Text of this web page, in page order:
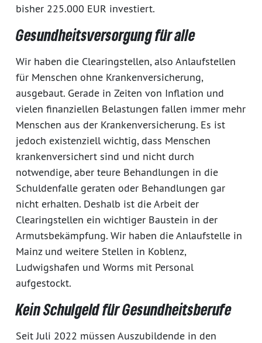
bisher 225.000 EUR investiert.
Gesundheitsversorgung für alle
Wir haben die Clearingstellen, also Anlaufstellen
für Menschen ohne Krankenversicherung,
ausgebaut. Gerade in Zeiten von Inflation und
vielen finanziellen Belastungen fallen immer mehr
Menschen aus der Krankenversicherung. Es ist
jedoch existenziell wichtig, dass Menschen
krankenversichert sind und nicht durch
notwendige, aber teure Behandlungen in die
Schuldenfalle geraten oder Behandlungen gar
nicht erhalten. Deshalb ist die Arbeit der
Clearingstellen ein wichtiger Baustein in der
Armutsbekämpfung. Wir haben die Anlaufstelle in
Mainz und weitere Stellen in Koblenz,
Ludwigshafen und Worms mit Personal
aufgestockt.
Kein Schulgeld für Gesundheitsberufe
Seit Juli 2022 müssen Auszubildende in den